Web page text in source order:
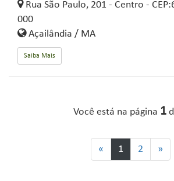
Rua São Paulo, 201 - Centro -
000
Açailândia / MA
Saiba Mais
Você está na página 1
« 1 2 »